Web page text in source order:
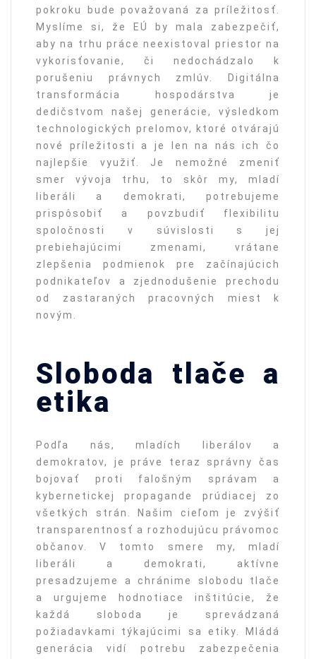
pokroku bude považovaná za príležitosť.
Myslíme si, že EÚ by mala zabezpečiť,
aby na trhu práce neexistoval priestor na
vykorisťovanie, či nedochádzalo k
porušeniu právnych zmlúv. Digitálna
transformácia hospodárstva je
dedičstvom našej generácie, výsledkom
technologických prelomov, ktoré otvárajú
nové príležitosti a je len na nás ich čo
najlepšie využiť. Je nemožné zmeniť
smer vývoja trhu, to skôr my, mladí
liberáli a demokrati, potrebujeme
prispôsobiť a povzbudiť flexibilitu
spoločnosti v súvislosti s jej
prebiehajúcimi zmenami, vrátane
zlepšenia podmienok pre začínajúcich
podnikateľov a zjednodušenie prechodu
od zastaraných pracovných miest k
novým.
Sloboda tlače a
etika
Podľa nás, mladích liberálov a
demokratov, je práve teraz správny čas
bojovať proti falošným správam a
kybernetickej propagande prúdiacej zo
všetkých strán. Našim cieľom je zvýšiť
transparentnosť a rozhodujúcu právomoc
občanov. V tomto smere my, mladí
liberáli a demokrati, aktívne
presadzujeme a chránime slobodu tlače
a urgujeme hodnotiace inštitúcie, že
každá sloboda je sprevádzaná
požiadavkami týkajúcimi sa etiky. Mládá
generácia vidí potrebu zabezpečenia